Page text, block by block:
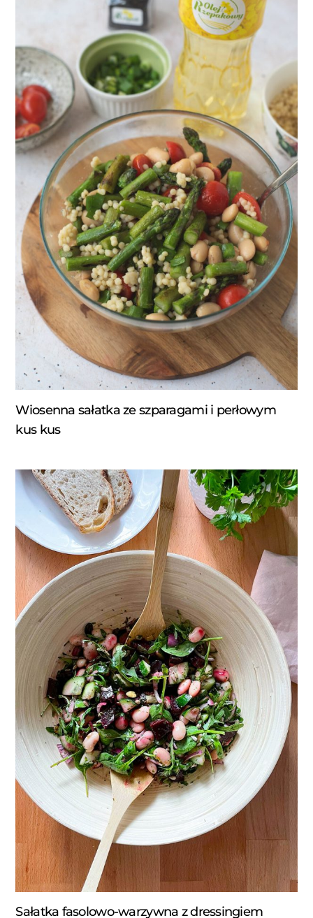
Wiosenna sałatka ze szparagami i perłowym
kus kus
Sałatka fasolowo-warzywna z dressingiem